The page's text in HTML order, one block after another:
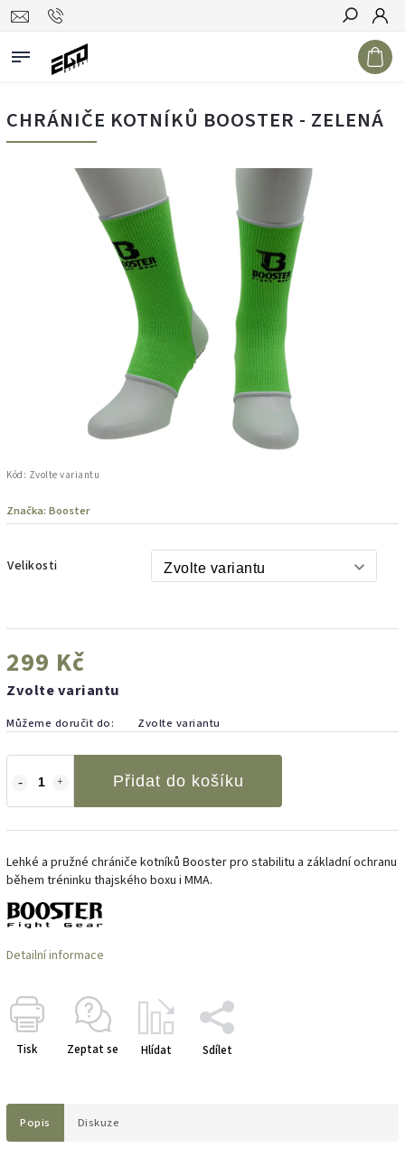
Hledat
CHRÁNIČE KOTNÍKŮ BOOSTER - ZELENÁ
Kód: Zvolte variantu
Značka: Booster
Velikosti
299 Kč
Zvolte variantu
Můžeme doručit do: Zvolte variantu
Přidat do košíku
Lehké a pružné chrániče kotníků Booster pro stabilitu a základní ochranu
během tréninku thajského boxu i MMA.
Detailní informace
Tisk Zeptat se Hlídat Sdílet
Popis Diskuze